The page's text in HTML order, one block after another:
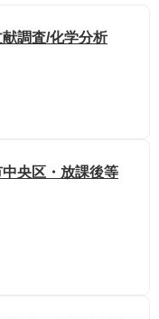
調査/化学分析
中央区・放課後等